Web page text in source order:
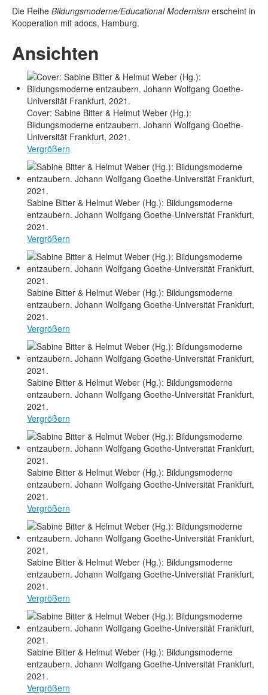
Die Reihe Bildungsmoderne/Educational Modernism erscheint in
Kooperation mit adocs, Hamburg.
Ansichten
Cover: Sabine Bitter & Helmut Weber (Hg.):
Bildungsmoderne entzaubern. Johann Wolfgang Goethe-
Universität Frankfurt, 2021.
Vergrößern
Sabine Bitter & Helmut Weber (Hg.): Bildungsmoderne
entzaubern. Johann Wolfgang Goethe-Universität Frankfurt,
2021.
Vergrößern
Sabine Bitter & Helmut Weber (Hg.): Bildungsmoderne
entzaubern. Johann Wolfgang Goethe-Universität Frankfurt,
2021.
Vergrößern
Sabine Bitter & Helmut Weber (Hg.): Bildungsmoderne
entzaubern. Johann Wolfgang Goethe-Universität Frankfurt,
2021.
Vergrößern
Sabine Bitter & Helmut Weber (Hg.): Bildungsmoderne
entzaubern. Johann Wolfgang Goethe-Universität Frankfurt,
2021.
Vergrößern
Sabine Bitter & Helmut Weber (Hg.): Bildungsmoderne
entzaubern. Johann Wolfgang Goethe-Universität Frankfurt,
2021.
Vergrößern
Sabine Bitter & Helmut Weber (Hg.): Bildungsmoderne
entzaubern. Johann Wolfgang Goethe-Universität Frankfurt,
2021.
Vergrößern